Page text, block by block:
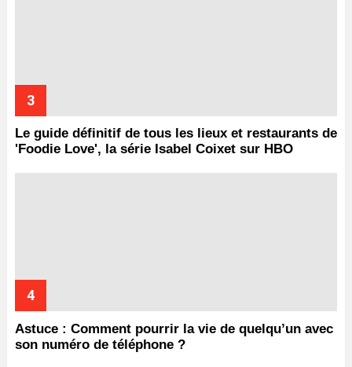
Le guide définitif de tous les lieux et restaurants de
'Foodie Love', la série Isabel Coixet sur HBO
Astuce : Comment pourrir la vie de quelqu’un avec
son numéro de téléphone ?